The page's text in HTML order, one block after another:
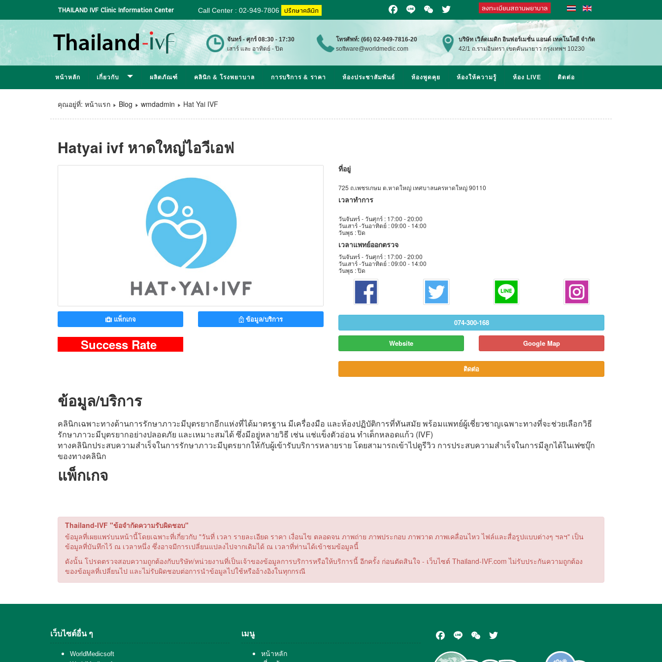
THAILAND IVF Clinic Information Center Call Center : 02-949-7806 ปรึกษาคลินิก
Facebook
Line WeChatTwitter
ลงทะเบียนสถานพยาบาล
จันทร์ - ศุกร์ 08:30 - 17:30
เสาร์ และ อาทิตย์ - ปิด
โทรศัพท์: (66) 02-949-7816-20
software@worldmedic.com
บริษัท เวิล์ดเมดิก อินฟอร์เมชั่น แอนด์ เทคโนโลยี จำกัด
42/1 ถ.รามอินทรา เขตคันนายาว กรุงเทพฯ 10230
หน้าหลัก เกี่ยวกับ ผลิตภัณฑ์ คลินิก & โรงพยาบาล การบริการ & ราคา ห้องประชาสัมพันธ์ ห้องพูดคุย ห้องให้ความรู้ ห้อง LIVE ติดต่อ
คุณอยู่ที่: หน้าแรก Blog wmdadmin Hat Yai IVF
Hatyai ivf หาดใหญ่ไอวีเอฟ
แพ็กเกจ ข้อมูล/บริการ
Success Rate
ที่อยู่
725 ถ.เพชรเกษม ต.หาดใหญ่ เทศบาลนครหาดใหญ่ 90110
เวลาทำการ
วันจันทร์ -วันศุกร์ : 17:00 - 20:00
วันเสาร์ -วันอาทิตย์ :09:00 - 14:00
วันพุธ :ปิด
เวลาแพทย์ออกตรวจ
วันจันทร์ -วันศุกร์ : 17:00 - 20:00
วันเสาร์ -วันอาทิตย์ :09:00 - 14:00
วันพุธ :ปิด
074-300-168
Website Google Map
ติดต่อ
ข้อมูล/บริการ
คลินิกเฉพาะทางด้านการรักษาภาวะมีบุตรยากอีกแห่งที่ได้มาตรฐาน มีเครื่องมือ และห้องปฏิบัติการที่ทันสมัย พร้อมแพทย์ผู้เชี่ยวชาญเฉพาะทางที่จะช่วยเลือกวิธี
รักษาภาวะมีบุตรยากอย่างปลอดภัย และเหมาะสมได้ ซึ่งมีอยู่หลายวิธี เช่น แช่แข็งตัวอ่อน ทำเด็กหลอดแก้ว (IVF)
ทางคลินิกประสบความสำเร็จในการรักษาภาวะมีบุตรยากให้กับผู้เข้ารับบริการหลายราย โดยสามารถเข้าไปดูรีวิว การประสบความสำเร็จในการมีลูกได้ในเฟซบุ๊ก
ของทางคลินิก
แพ็กเกจ
Thailand-IVF "ข้อจำกัดความรับผิดชอบ"
ข้อมูลที่เผยแพร่บนหน้านี้โดยเฉพาะที่เกี่ยวกับ "วันที่ เวลา รายละเอียด ราคา เงื่อนไข ตลอดจน ภาพถ่าย ภาพประกอบ ภาพวาด ภาพเคลื่อนไหว ไฟล์และสื่อรูปแบบต่างๆ ฯลฯ" เป็น
ข้อมูลที่บันทึกไว้ ณ เวลาหนึ่ง ซึ่งอาจมีการเปลี่ยนแปลงไปจากเดิมได้ ณ เวลาที่ท่านได้เข้าชมข้อมูลนี้
ดังนั้น โปรดตรวจสอบความถูกต้องกับบริษัท/หน่วยงานที่เป็นเจ้าของข้อมูลการบริการหรือให้บริการนี้ อีกครั้ง ก่อนตัดสินใจ - เว็บไซต์ Thailand-IVF.com ไม่รับประกันความถูกต้อง
ของข้อมูลที่เปลี่ยนไป และไม่รับผิดชอบต่อการนำข้อมูลไปใช้หรืออ้างอิงในทุกกรณี
เว็บไซต์อื่น ๆ
WorldMedicsoft
เมนู
หน้าหลัก